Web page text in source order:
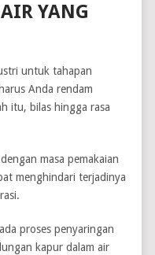
YANG
untuk tahapan
Anda rendam
itu, bilas hingga rasa
masa pemakaian
menghindari terjadinya
proses penyaringan
kapur dalam air